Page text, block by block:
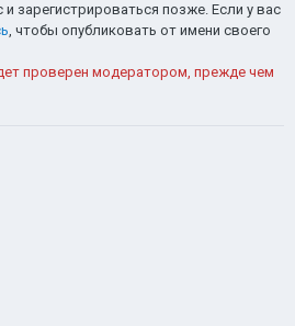
зарегистрироваться позже. Если у вас
, чтобы опубликовать от имени своего
проверен модератором, прежде чем